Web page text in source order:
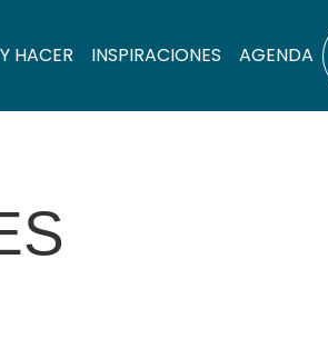
HACER INSPIRACIONES AGENDA